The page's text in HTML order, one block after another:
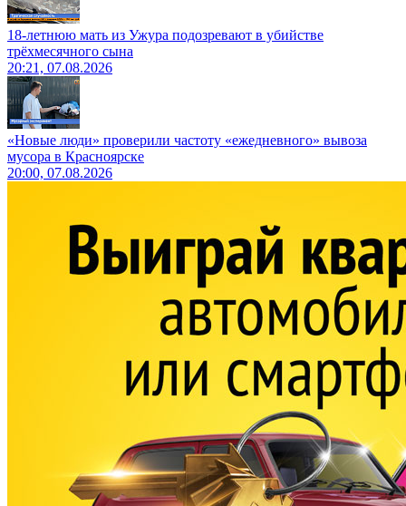
18-летнюю мать из Ужура подозревают в убийстве
трёхмесячного сына
20:21, 07.08.2026
«Новые люди» проверили частоту «ежедневного» вывоза
мусора в Красноярске
20:00, 07.08.2026